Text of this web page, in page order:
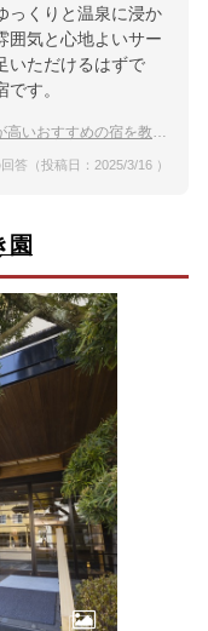
っくりと温泉に浸か
囲気と心地よいサー
いただけるはずで
す。
おすすめの宿を教えて
答（投稿日：2025/3/16 ）